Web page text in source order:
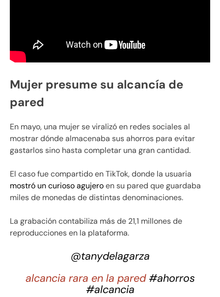
Mujer presume su alcancía de
pared
En mayo, una mujer se viralizó en redes sociales al
mostrar dónde almacenaba sus ahorros para evitar
gastarlos sino hasta completar una gran cantidad.
El caso fue compartido en TikTok, donde la usuaria
mostró un curioso agujeroen su pared que guardaba
miles de monedas de distintas denominaciones.
La grabación contabiliza más de 21,1 millones de
reproducciones en la plataforma.
@tanydelagarza
alcancia rara en la pared#ahorros
#alcancia